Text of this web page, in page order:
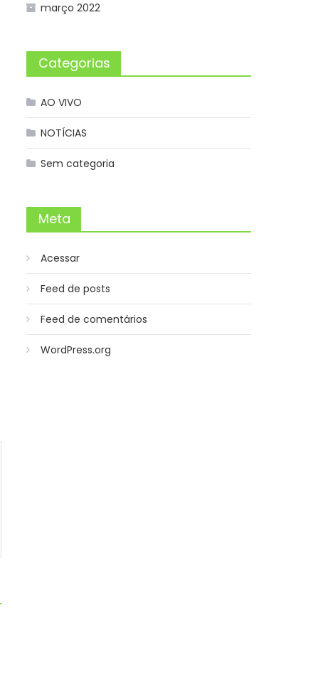
março 2022
Categorias
AO VIVO
NOTÍCIAS
Sem categoria
Meta
Acessar
Feed de posts
Feed de comentários
WordPress.org